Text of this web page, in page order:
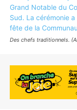
Des chefs traditionnels.